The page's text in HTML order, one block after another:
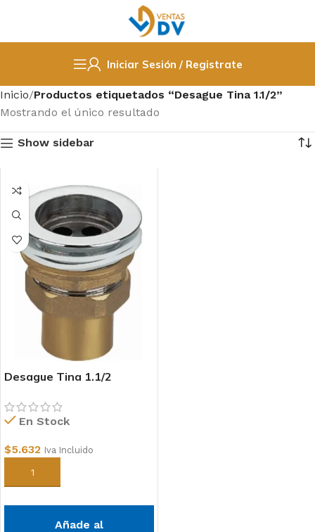
Iniciar Sesión / Registrate
Inicio Productos etiquetados “Desague Tina 1.1/2”
Mostrando el único resultado
Show sidebar
Desague Tina 1.1/2
En Stock
$5.632 Iva Incluido
Añadir al carrito
Añade al